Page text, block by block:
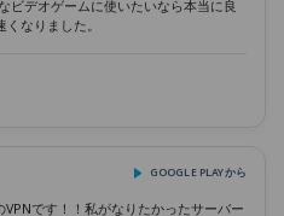
ビデオゲームに使いたいなら本当に良
なりました。
GOOGLE PLAYから
です！！私がなりたかったサーバー